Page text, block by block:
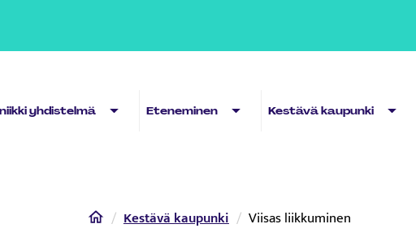
yhdistelmä Sub menuEteneminen Sub menuKestävä kaupunki Sub
HomeKestävä kaupunki Viisas liikkuminen